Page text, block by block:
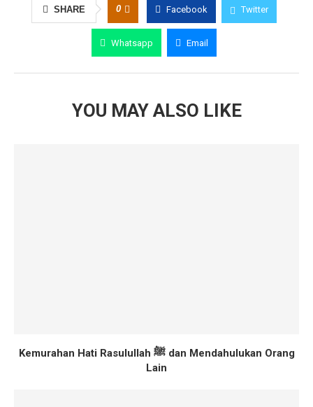
SHARE 0 Facebook Twitter
Whatsapp Email
YOU MAY ALSO LIKE
Kemurahan Hati Rasulullah ﷺ dan Mendahulukan Orang
Lain